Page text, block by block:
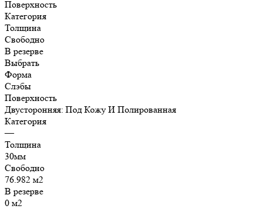
Поверхность
Категория
Толщина
Свободно
В резерве
Выбрать
Форма
Слэбы
Поверхность
Двусторонняя: Под Кожу И Полированная
Категория
—
Толщина
30мм
Свободно
76.982 м2
В резерве
0 м2